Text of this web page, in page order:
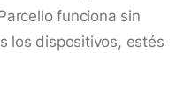
funciona sin
los dispositivos, estés